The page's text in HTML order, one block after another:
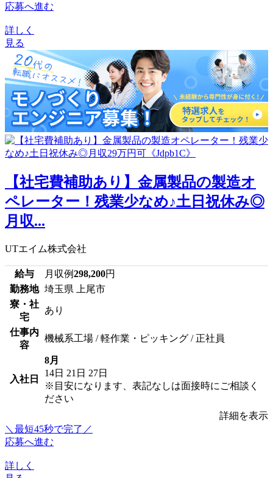
応募へ進む
詳しく
見る
【社宅費補助あり】金属製品の製造オ
ペレーター！残業少なめ♪土日祝休み◎
月収...
UTエイム株式会社
給与 月収例298,200円
勤務地 埼玉県 上尾市
寮・社
宅
あり
仕事内
容
機械系工場 / 軽作業・ピッキング / 正社員
入社日
8月
14日 21日 27日
※目安になります、表記なしは面接時にご相談く
ださい
詳細を表示
＼最短45秒で完了／
応募へ進む
詳しく